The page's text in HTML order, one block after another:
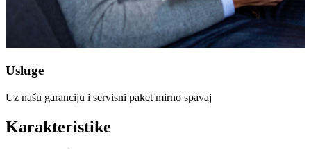
Usluge
Uz našu garanciju i servisni paket mirno spavaj
Karakteristike